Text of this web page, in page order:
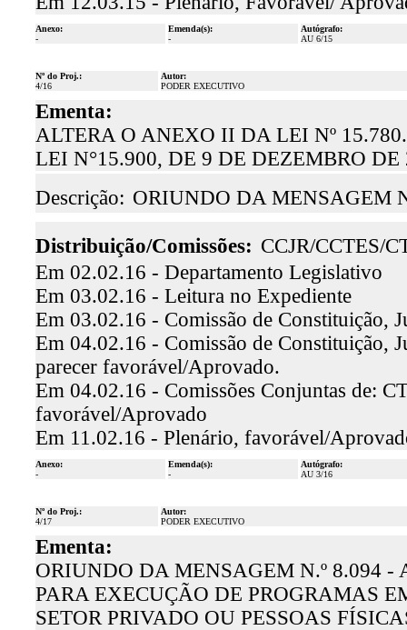
Anexo:
-
Emenda(s):
-
Autógrafo:
AU 6/15
Nº do Proj.:
4/16
Autor:
PODER EXECUTIVO
Ementa:
ALTERA O ANEXO II DA LEI Nº
LEI N°15.900, DE 9 DE DEZEMBRO
Descrição: ORIUNDO DA MENSAGEM
Distribuição/Comissões: CCJR/CCTES/
Em 02.02.16 - Departamento Legislativo
Em 03.02.16 - Leitura no Expediente
Em 03.02.16 - Comissão de Constituição,
Em 04.02.16 - Comissão de Constituição,
parecer favorável/Aprovado.
Em 04.02.16 - Comissões Conjuntas de:
favorável/Aprovado
Em 11.02.16 - Plenário, favorável/
Anexo:
-
Emenda(s):
-
Autógrafo:
AU 3/16
Nº do Proj.:
4/17
Autor:
PODER EXECUTIVO
Ementa:
ORIUNDO DA MENSAGEM N.º 8.094 -
PARA EXECUÇÃO DE PROGRAMAS
SETOR PRIVADO OU PESSOAS